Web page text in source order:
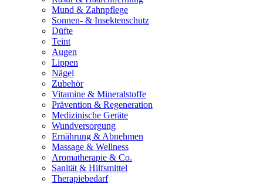
Mund & Zahnpflege
Sonnen- & Insektenschutz
Düfte
Teint
Augen
Lippen
Nägel
Zubehör
Vitamine & Mineralstoffe
Prävention & Regeneration
Medizinische Geräte
Wundversorgung
Ernährung & Abnehmen
Massage & Wellness
Aromatherapie & Co.
Sanität & Hilfsmittel
Therapiebedarf